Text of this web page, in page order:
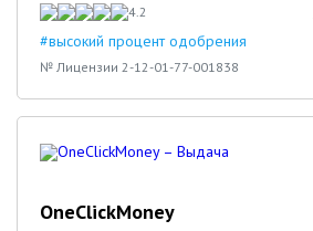
4.2
#высокий процент одобрения
№ Лицензии 2-12-01-77-001838
OneClickMoney